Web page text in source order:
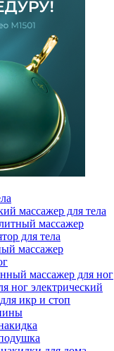
массажер для тела
массажер
для тела
массажер
массажер для ног
ног электрический
икр и стоп